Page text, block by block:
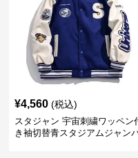
¥4,560 (税込)
スタジャン 宇宙刺繍ワッペン
き袖切替青スタジアムジャン